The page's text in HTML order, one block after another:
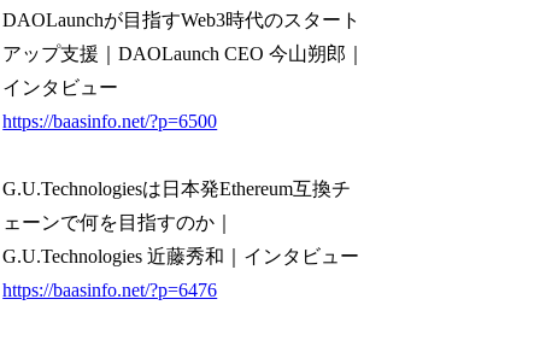
DAOLaunchが目指すWeb3時代のスタート
アップ支援｜DAOLaunch CEO 今山朔郎｜
インタビュー
https://baasinfo.net/?p=6500
G.U.Technologiesは日本発Ethereum互換チ
ェーンで何を目指すのか｜
G.U.Technologies 近藤秀和｜インタビュー
https://baasinfo.net/?p=6476